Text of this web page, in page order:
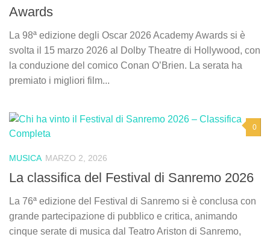
Awards
La 98ª edizione degli Oscar 2026 Academy Awards si è
svolta il 15 marzo 2026 al Dolby Theatre di Hollywood, con
la conduzione del comico Conan O’Brien. La serata ha
premiato i migliori film...
0
MUSICA MARZO 2, 2026
La classifica del Festival di Sanremo 2026
La 76ª edizione del Festival di Sanremo si è conclusa con
grande partecipazione di pubblico e critica, animando
cinque serate di musica dal Teatro Ariston di Sanremo,